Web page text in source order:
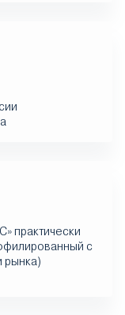
практически
с
рынка)